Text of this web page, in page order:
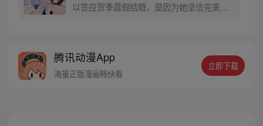
以答应贺季晨假结婚，是因为她坚信完美情
的腰，爬窗离家出走。就在她沾沾自喜的以
为自己终于逃出魔爪的第二天， 她走到哪
腾讯动漫App
海量正版漫画畅快看
立即下载